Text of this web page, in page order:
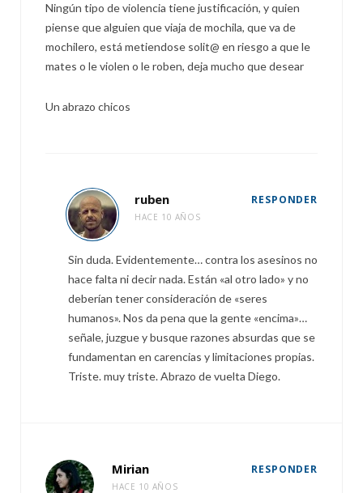
Ningún tipo de violencia tiene justificación, y quien
piense que alguien que viaja de mochila, que va de
mochilero, está metiendose solit@ en riesgo a que le
mates o le violen o le roben, deja mucho que desear
Un abrazo chicos
ruben
HACE 10 AÑOS
RESPONDER
Sin duda. Evidentemente… contra los asesinos no
hace falta ni decir nada. Están «al otro lado» y no
deberían tener consideración de «seres
humanos». Nos da pena que la gente «encima»…
señale, juzgue y busque razones absurdas que se
fundamentan en carencias y limitaciones propias.
Triste. muy triste. Abrazo de vuelta Diego.
Mirian
HACE 10 AÑOS
RESPONDER